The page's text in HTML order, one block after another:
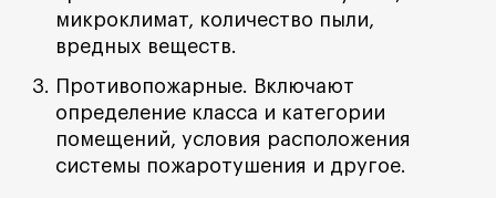
микроклимат, количество пыли,
вредных веществ.
Противопожарные. Включают
определение класса и категории
помещений, условия расположения
системы пожаротушения и другое.